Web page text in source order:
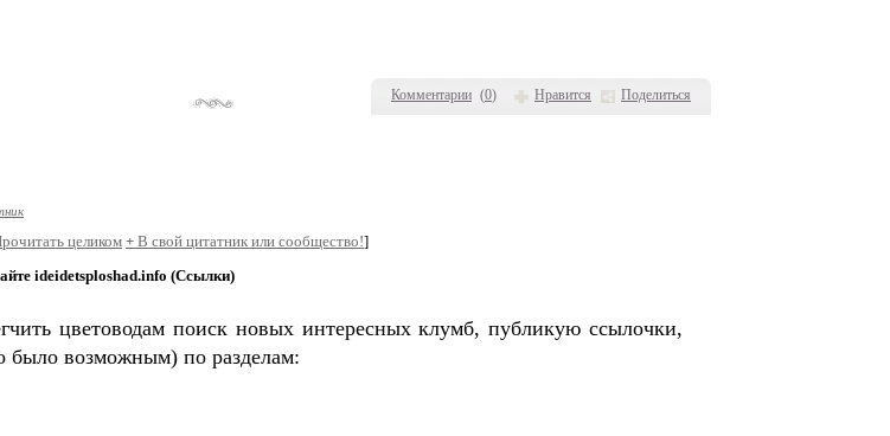
Комментарии (0) Нравится Поделиться
целиком+ В свой цитатник или сообщество!]
ideidetsploshad.info (Ссылки)
цветоводам поиск новых интересных клумб, публикую ссылочки,
было возможным) по разделам: